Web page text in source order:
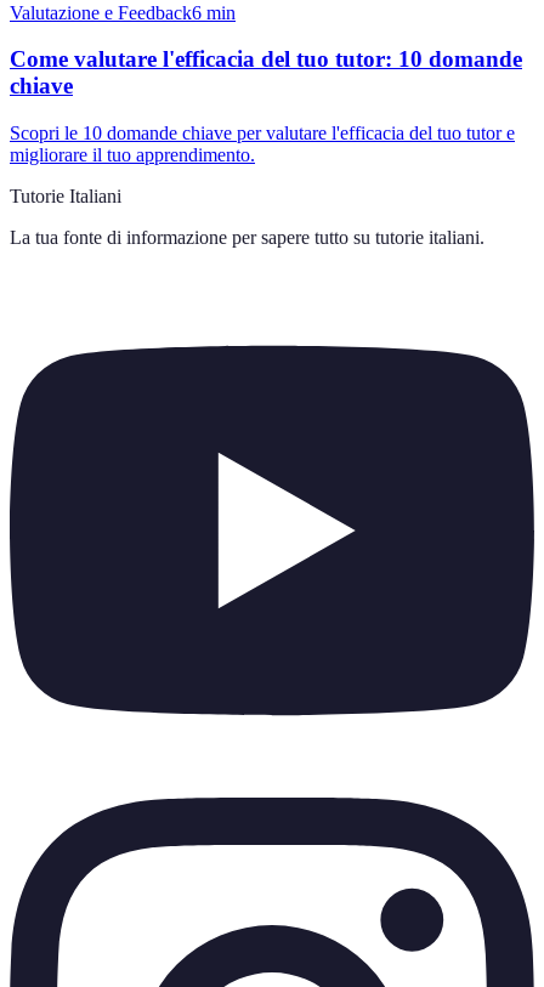
Valutazione e Feedback6 min
Come valutare l'efficacia del tuo tutor: 10 domande
chiave
Scopri le 10 domande chiave per valutare l'efficacia del tuo tutor e
migliorare il tuo apprendimento.
Tutorie Italiani
La tua fonte di informazione per sapere tutto su tutorie italiani.